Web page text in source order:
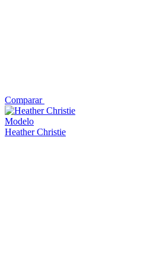
Comparar
Modelo
Heather Christie